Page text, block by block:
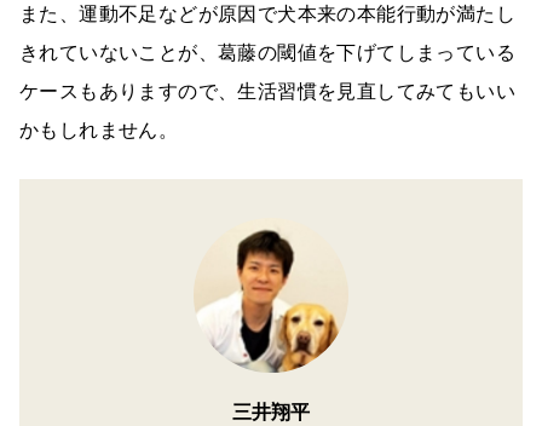
また、運動不足などが原因で犬本来の本能行動が満たし
きれていないことが、葛藤の閾値を下げてしまっている
ケースもありますので、生活習慣を見直してみてもいい
かもしれません。
三井翔平